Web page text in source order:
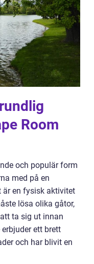
Room
och populär form
med på en
är en fysisk aktivitet
lösa olika gåtor,
ta sig ut innan
ett brett
och har blivit en